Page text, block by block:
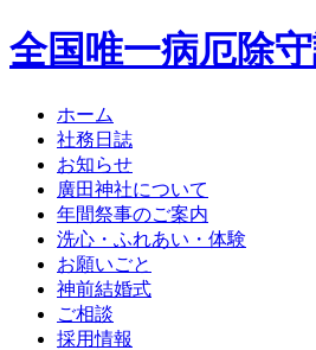
全国唯一病厄除
ホーム
社務日誌
お知らせ
廣田神社について
年間祭事のご案内
洗心・ふれあい・体験
お願いごと
神前結婚式
ご相談
採用情報